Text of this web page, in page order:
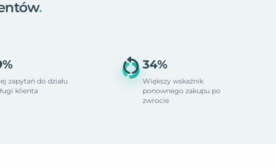
.
zapytań do działu
klienta
34%
Większy wskaźnik
ponownego zakupu po
zwrocie